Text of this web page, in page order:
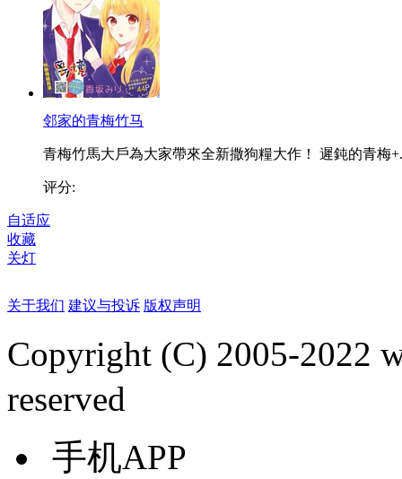
邻家的青梅竹马
青梅竹馬大戶為大家帶來全新撒狗糧大作！ 遲鈍的青梅
评分:
自适应
收藏
关灯
关于我们 建议与投诉 版权声明
Copyright (C) 2005-2022
reserved
手机APP